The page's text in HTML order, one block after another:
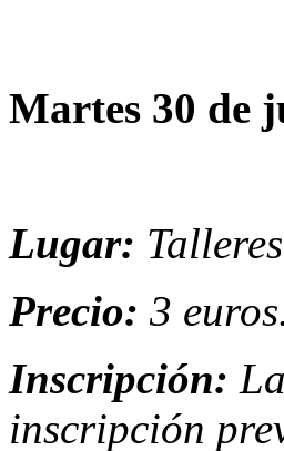
Martes 30 de
Lugar:
Precio: 3
Inscripción:
inscripción